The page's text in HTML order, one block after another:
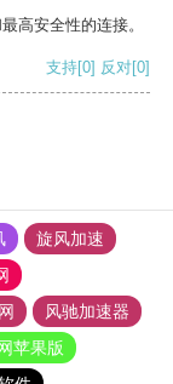
高安全性的连接。
支持[0] 反对[0]
旋风加速
风驰加速器
苹果版